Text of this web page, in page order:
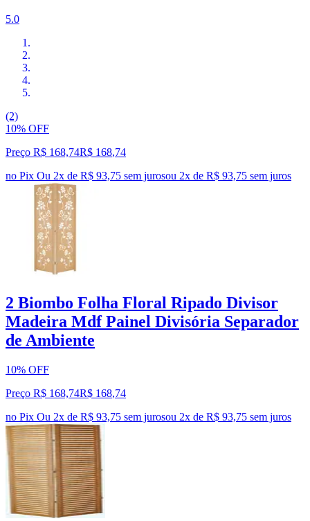
5.0
(2)
10% OFF
Preço R$ 168,74R$ 168,74
no Pix Ou 2x de R$ 93,75 sem jurosou 2x de R$ 93,75 sem juros
2 Biombo Folha Floral Ripado Divisor
Madeira Mdf Painel Divisória Separador
de Ambiente
10% OFF
Preço R$ 168,74R$ 168,74
no Pix Ou 2x de R$ 93,75 sem jurosou 2x de R$ 93,75 sem juros